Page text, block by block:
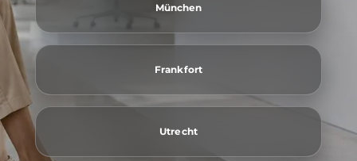
München
Frankfort
Utrecht